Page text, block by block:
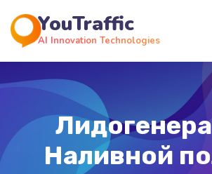
YouTraffic
AI Innovation Technologies
Наливной